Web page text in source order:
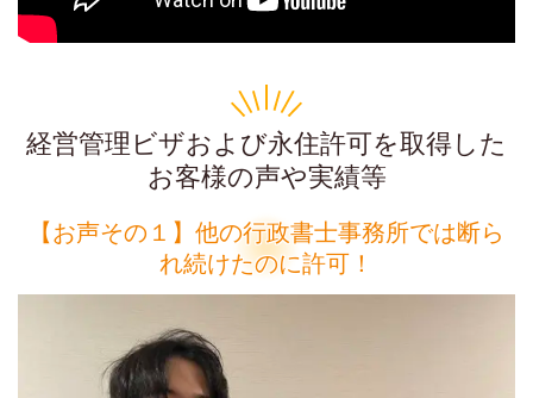
経営管理ビザおよび永住許可を取得した
お客様の声や実績等
【お声その１】他の行政書士事務所では断ら
れ続けたのに許可！